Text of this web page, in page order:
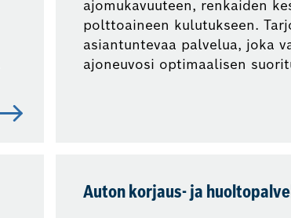
ajomukavuuteen, renkaiden
polttoaineen kulutukseen.
asiantuntevaa palvelua, joka
ajoneuvosi optimaalisen
Auton korjaus- ja